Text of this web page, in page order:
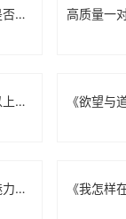
女人同房高潮后松手是否可以恢复 原因与建议详解
免费观看适合十八岁以上观众的电视剧在线播放平台推荐
探索扌喿辶畐的独特魅力与历史背景，揭示其丰富的文化价值